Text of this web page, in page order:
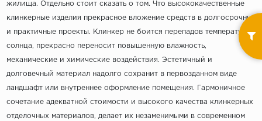
жилища. Отдельно стоит сказать о том. Что высококачественные
клинкерные изделия прекрасное вложение средств в долгосрочные
и практичные проекты. Клинкер не боится перепадов температур и
солнца, прекрасно переносит повышенную влажность,
механические и химические воздействия. Эстетичный и
долговечный материал надолго сохранит в первозданном виде
ландшафт или внутреннее оформление помещения. Гармоничное
сочетание адекватной стоимости и высокого качества клинкерных
отделочных материалов, делает их незаменимыми в современном